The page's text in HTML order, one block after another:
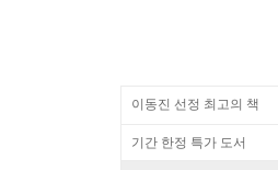
이동진 선정 최고의 책
기간 한정 특가 도서